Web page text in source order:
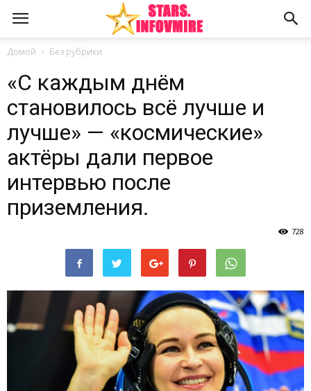
Домой Без рубрики
«С каждым днём
становилось всё лучше и
лучше» — «космические»
актёры дали первое
интервью после
приземления.
728